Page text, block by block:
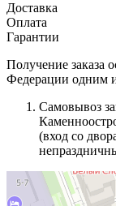
Доставка
Оплата
Гарантии
Получение заказа
Федерации одним
Самовывоз
(вход со